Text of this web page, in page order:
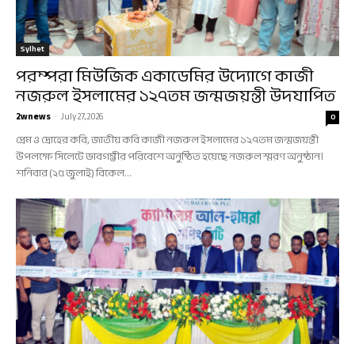
Sylhet
পরম্পরা মিউজিক একাডেমির উদ্যোগে কাজী
নজরুল ইসলামের ১২৭তম জন্মজয়ন্তী উদযাপিত
2wnews -July 27, 2026 0
প্রেম ও দ্রোহের কবি, জাতীয় কবি কাজী নজরুল ইসলামের ১২৭তম জন্মজয়ন্তী
উপলক্ষে সিলেটে ভাবগম্ভীর পরিবেশে অনুষ্ঠিত হয়েছে নজরুল স্মরণ অনুষ্ঠান।
শনিবার (২৫ জুলাই) বিকেল...